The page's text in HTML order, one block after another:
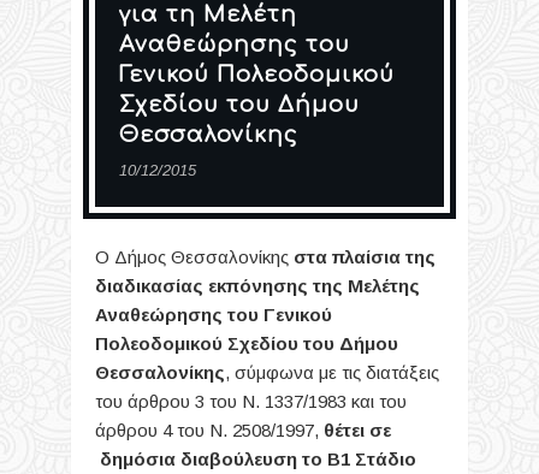
για τη Μελέτη
Αναθεώρησης του
Γενικού Πολεοδομικού
Σχεδίου του Δήμου
Θεσσαλονίκης
10/12/2015
Ο Δήμος Θεσσαλονίκης στα πλαίσια της
διαδικασίας εκπόνησης της Μελέτης
Αναθεώρησης του Γενικού
Πολεοδομικού Σχεδίου του Δήμου
Θεσσαλονίκης, σύμφωνα με τις διατάξεις
του άρθρου 3 του Ν. 1337/1983 και του
άρθρου 4 του Ν. 2508/1997, θέτει σε
δημόσια διαβούλευση το Β1 Στάδιο